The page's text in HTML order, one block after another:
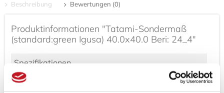
Beschreibung Bewertungen (0)
Produktinformationen "Tatami-Sondermaß
(standard:green Igusa) 40.0x40.0 Beri: 24_4"
Spezifikationen
Länge:
Breite: